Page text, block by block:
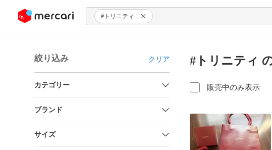
ツにスキップ #トリニティ
絞り込み クリア
カテゴリー
ブランド
サイズ
#トリニティ
販売中のみ表示